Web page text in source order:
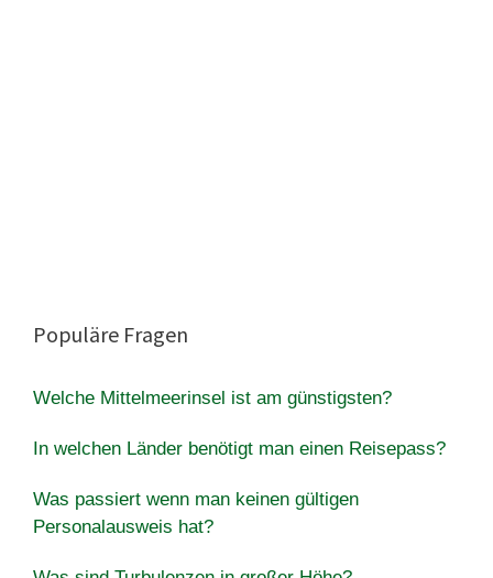
Populäre Fragen
Welche Mittelmeerinsel ist am günstigsten?
In welchen Länder benötigt man einen Reisepass?
Was passiert wenn man keinen gültigen
Personalausweis hat?